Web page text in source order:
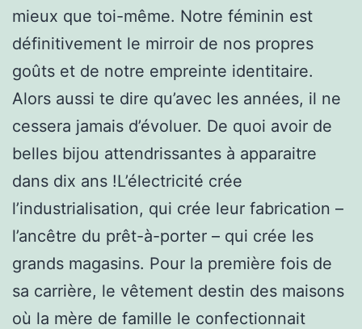
mieux que toi-même. Notre féminin est
définitivement le mirroir de nos propres
goûts et de notre empreinte identitaire.
Alors aussi te dire qu’avec les années, il ne
cessera jamais d’évoluer. De quoi avoir de
belles bijou attendrissantes à apparaitre
dans dix ans !L’électricité crée
l’industrialisation, qui crée leur fabrication –
l’ancêtre du prêt-à-porter – qui crée les
grands magasins. Pour la première fois de
sa carrière, le vêtement destin des maisons
où la mère de famille le confectionnait